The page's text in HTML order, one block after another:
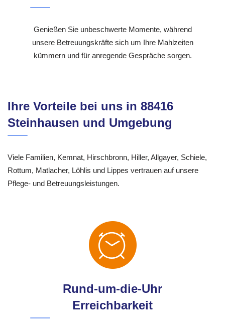
Genießen Sie unbeschwerte Momente, während
unsere Betreuungskräfte sich um Ihre Mahlzeiten
kümmern und für anregende Gespräche sorgen.
Ihre Vorteile bei uns in 88416
Steinhausen und Umgebung
Viele Familien, Kemnat, Hirschbronn, Hiller, Allgayer, Schiele,
Rottum, Matlacher, Löhlis und Lippes vertrauen auf unsere
Pflege- und Betreuungsleistungen.
Rund-um-die-Uhr
Erreichbarkeit